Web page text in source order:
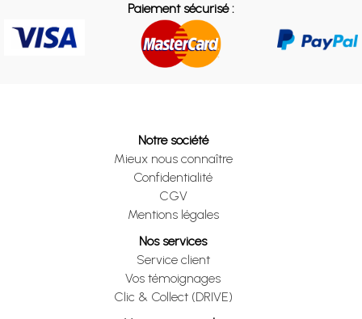
Paiement sécurisé :
Notre société
Mieux nous connaître
Confidentialité
CGV
Mentions légales
Nos services
Service client
Vos témoignages
Clic & Collect (DRIVE)